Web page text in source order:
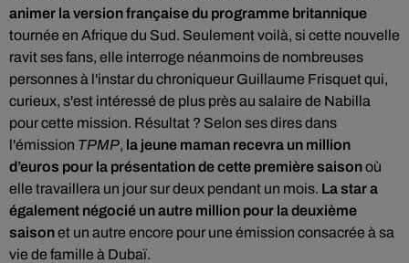
animer la version française du programme britannique
tournée en Afrique du Sud. Seulement voilà, si cette nouvelle
ravit ses fans, elle interroge néanmoins de nombreuses
personnes à l'instar du chroniqueur Guillaume Frisquet qui,
curieux, s'est intéressé de plus près au salaire de Nabilla
pour cette mission. Résultat ? Selon ses dires dans
l'émission TPMP, la jeune maman recevra un million
d’euros pour la présentation de cette première saisonoù
elle travaillera un jour sur deux pendant un mois. La star a
également négocié un autre million pour la deuxième
saisonet un autre encore pour une émission consacrée à sa
vie de famille à Dubaï.